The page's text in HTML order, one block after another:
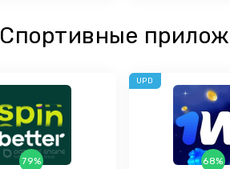
Спортивные
79% 68%
UPD